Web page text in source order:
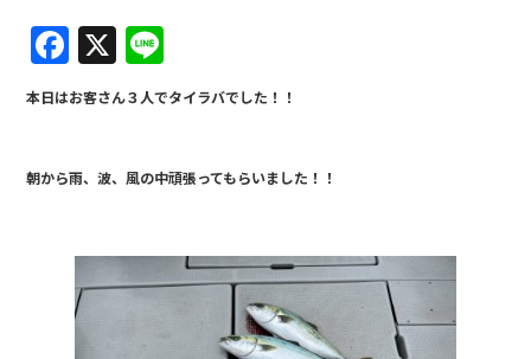
F
a
c
e
b
o
k
X
n
e
本日はお客さん３人でタイラバでした！！
朝から雨、波、風の中頑張ってもらいました！！